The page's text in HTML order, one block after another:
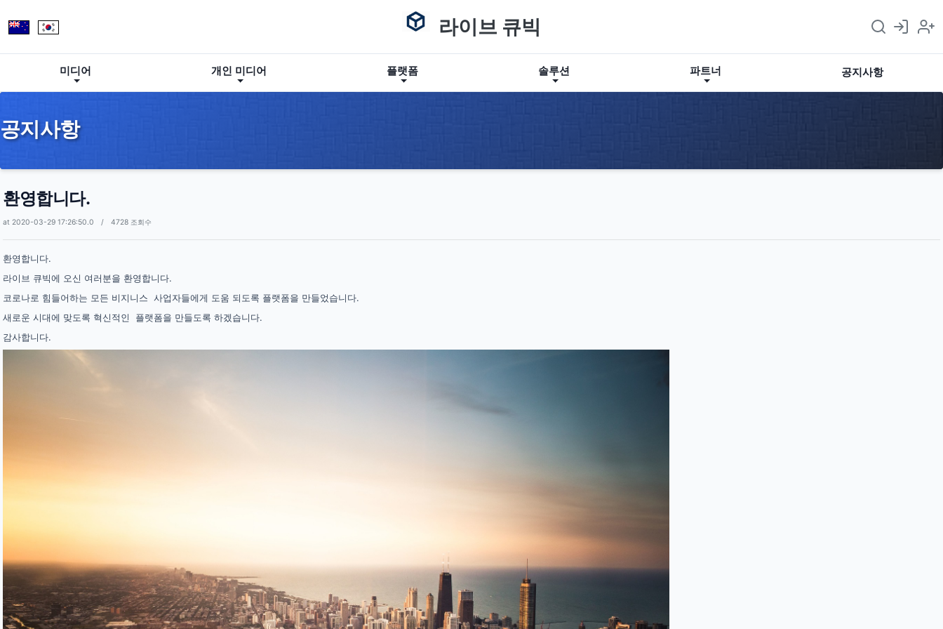
라이브 큐빅
미디어 개인 미디어 플랫폼 솔루션 파트너 공지사항
공지사항
환영합니다.
at 2020-03-29 17:26:50.0 / 4728 조회수
환영합니다.
라이브 큐빅에 오신 여러분을 환영합니다.
코로나로 힘들어하는 모든 비지니스 사업자들에게 도움 되도록 플랫폼을 만들었습니다.
새로운 시대에 맞도록 혁신적인 플랫폼을 만들도록 하겠습니다.
감사합니다.